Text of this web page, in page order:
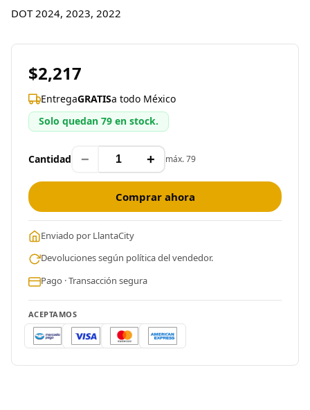
DOT 2024, 2023, 2022
$2,217
EntregaGRATISa todo México
Solo quedan 79 en stock.
Cantidad − + máx. 79
Comprar ahora
Enviado por LlantaCity
Devoluciones según política del vendedor.
Pago · Transacción segura
ACEPTAMOS